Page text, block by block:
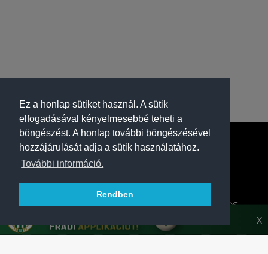
Ez a honlap sütiket használ. A sütik
elfogadásával kényelmesebbé teheti a
böngészést. A honlap további böngészésével
hozzájárulását adja a sütik használatához.
További információ.
Rendben
A FERENCVÁROSI TORNA CLUB HIVATALOS
X